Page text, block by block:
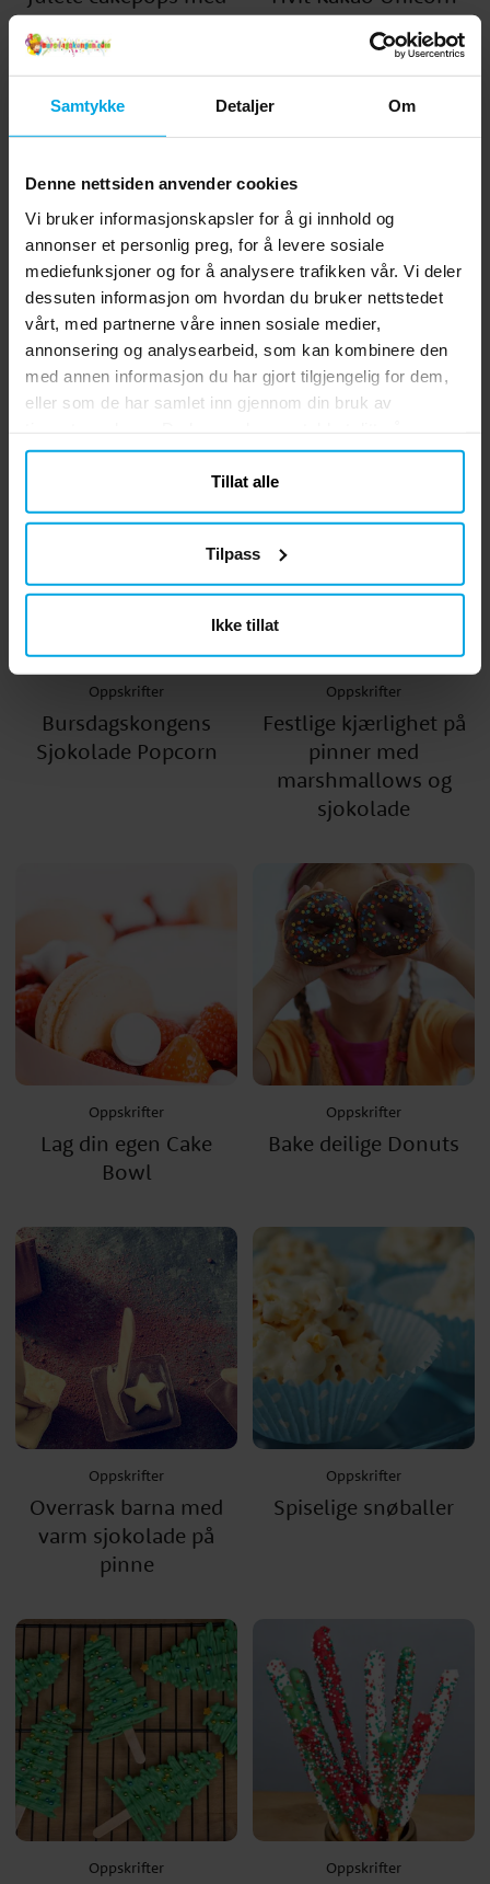
Samtykke Detaljer Om
Denne nettsiden anvender cookies
Vi bruker informasjonskapsler for å gi innhold og
annonser et personlig preg, for å levere sosiale
mediefunksjoner og for å analysere trafikken vår. Vi deler
dessuten informasjon om hvordan du bruker nettstedet
vårt, med partnerne våre innen sosiale medier,
annonsering og analysearbeid, som kan kombinere den
med annen informasjon du har gjort tilgjengelig for dem,
eller som de har samlet inn gjennom din bruk av
helst.
Tillat alle
Tilpass
Ikke tillat
smak av pepperkake
Style
Oppskrifter
Smarties
snømannsuppe
Oppskrifter
Bursdagskongens
Popcorn-is
Oppskrifter
Bursdagskongens
Sjokolade Popcorn
Oppskrifter
Festlige kjærlighet på
pinner med
marshmallows og
sjokolade
Oppskrifter
Lag din egen Cake
Bowl
Oppskrifter
Bake deilige Donuts
Oppskrifter
Overrask barna med
varm sjokolade på
pinne
Oppskrifter
Spiselige snøballer
Oppskrifter Oppskrifter